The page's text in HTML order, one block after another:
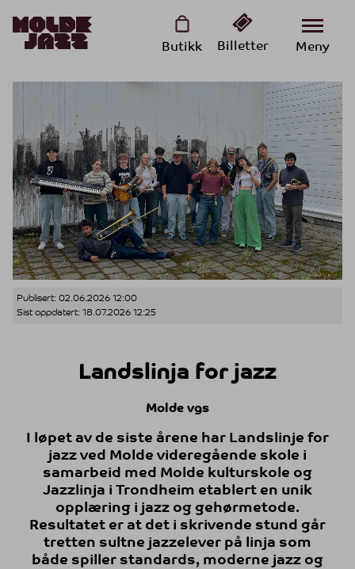
Butikk Billetter Meny
Publisert: 02.06.2026 12:00
Sist oppdatert: 18.07.2026 12:25
Landslinja for jazz
Molde vgs
I løpet av de siste årene har Landslinje for
jazz ved Molde videregående skole i
samarbeid med Molde kulturskole og
Jazzlinja i Trondheim etablert en unik
opplæring i jazz og gehørmetode.
Resultatet er at det i skrivende stund går
tretten sultne jazzelever på linja som
både spiller standards, moderne jazz og